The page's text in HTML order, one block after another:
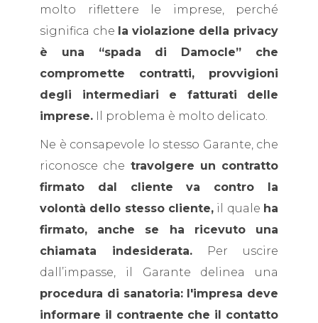
molto riflettere le imprese, perché
significa che la violazione della privacy
è una “spada di Damocle” che
compromette contratti, provvigioni
degli intermediari e fatturati delle
imprese. Il problema è molto delicato.
Ne è consapevole lo stesso Garante, che
riconosce che travolgere un contratto
firmato dal cliente va contro la
volontà dello stesso cliente, il quale ha
firmato, anche se ha ricevuto una
chiamata indesiderata. Per uscire
dall’impasse, il Garante delinea una
procedura di sanatoria: l'impresa deve
informare il contraente che il contatto